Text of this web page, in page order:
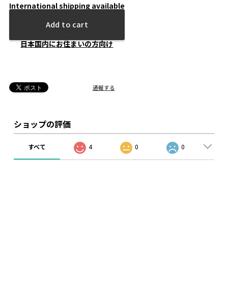
International shipping available
Add to cart
日本国内にお住まいの方向け
通報する
ショップの評価
すべて 4 0 0